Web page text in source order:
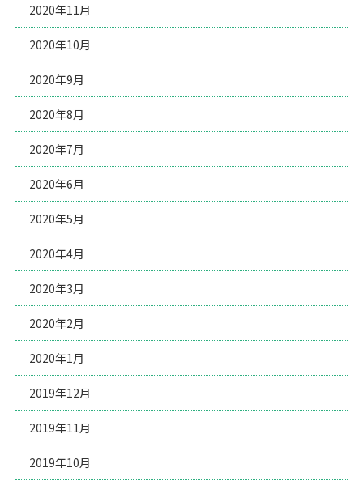
2020年11月
2020年10月
2020年9月
2020年8月
2020年7月
2020年6月
2020年5月
2020年4月
2020年3月
2020年2月
2020年1月
2019年12月
2019年11月
2019年10月